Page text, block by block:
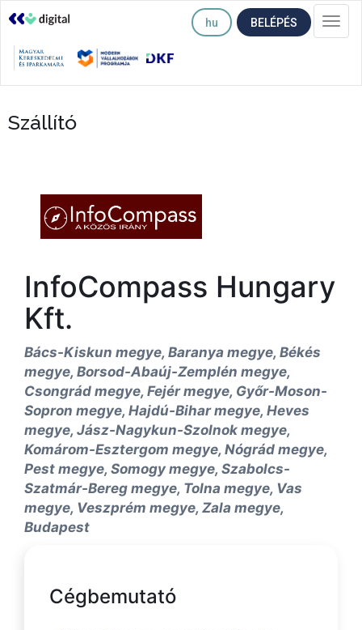
hu BELÉPÉS
Szállító
InfoCompass Hungary
Kft.
Bács-Kiskun megye, Baranya megye, Békés
megye, Borsod-Abaúj-Zemplén megye,
Csongrád megye, Fejér megye, Győr-Moson-
Sopron megye, Hajdú-Bihar megye, Heves
megye, Jász-Nagykun-Szolnok megye,
Komárom-Esztergom megye, Nógrád megye,
Pest megye, Somogy megye, Szabolcs-
Szatmár-Bereg megye, Tolna megye, Vas
megye, Veszprém megye, Zala megye,
Budapest
Cégbemutató